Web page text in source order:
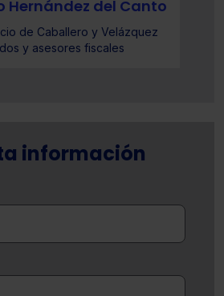
Hernández del Canto
de Caballero y Velázquez
y asesores fiscales
información